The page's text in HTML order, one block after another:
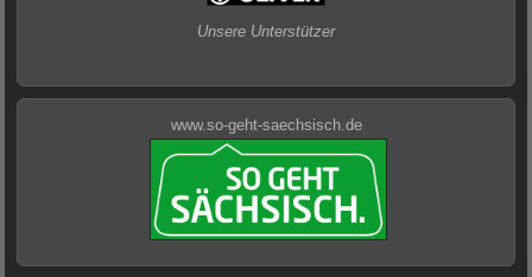
Unsere Unterstützer
www.so-geht-saechsisch.de